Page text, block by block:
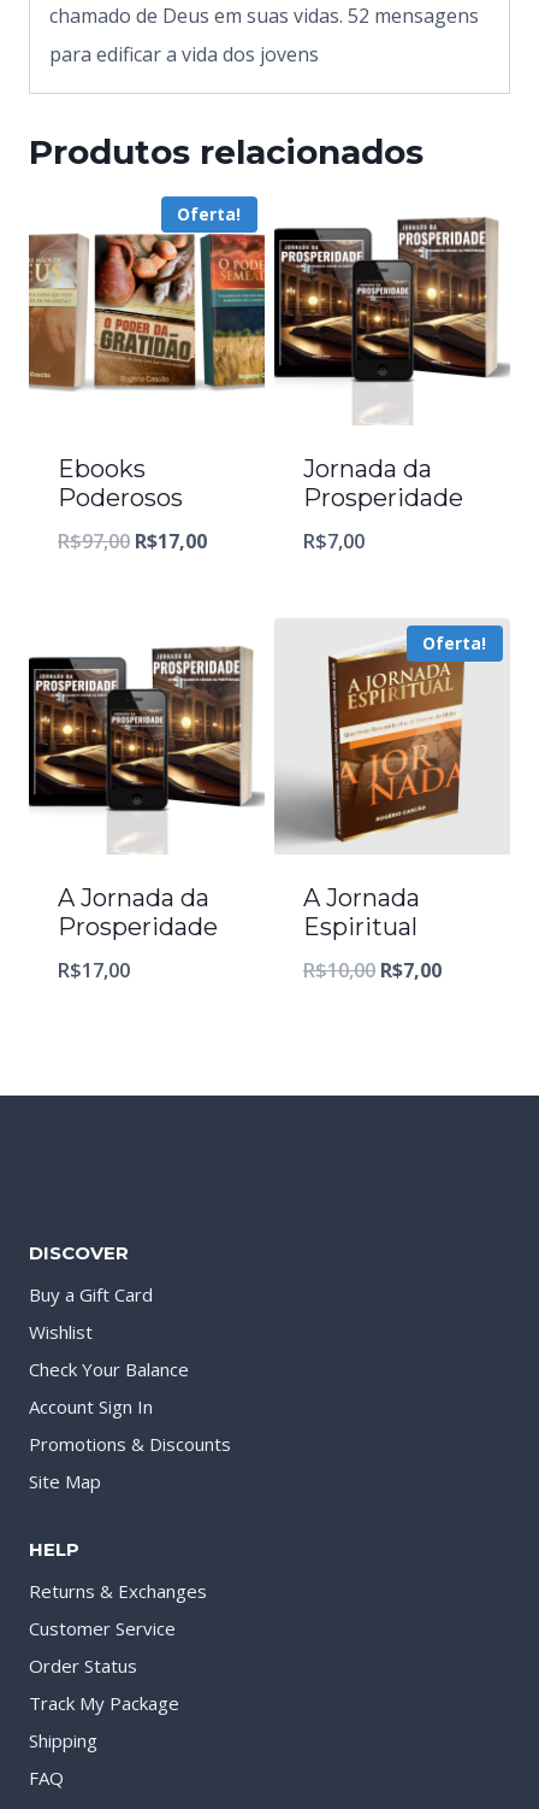
chamado de Deus em suas vidas. 52 mensagens
para edificar a vida dos jovens
Produtos relacionados
Oferta!
Ebooks
Poderosos
R$97,00 O
era:
R$97,00.
R$17,00O
é:
R$17,00.
Jornada da
Prosperidade
R$7,00
A Jornada da
Prosperidade
R$17,00
Oferta!
A Jornada
Espiritual
R$10,00 O
R$7,00O
DISCOVER
Buy a Gift Card
Wishlist
Check Your Balance
Account Sign In
Promotions & Discounts
Site Map
HELP
Returns & Exchanges
Customer Service
Order Status
Track My Package
Shipping
FAQ